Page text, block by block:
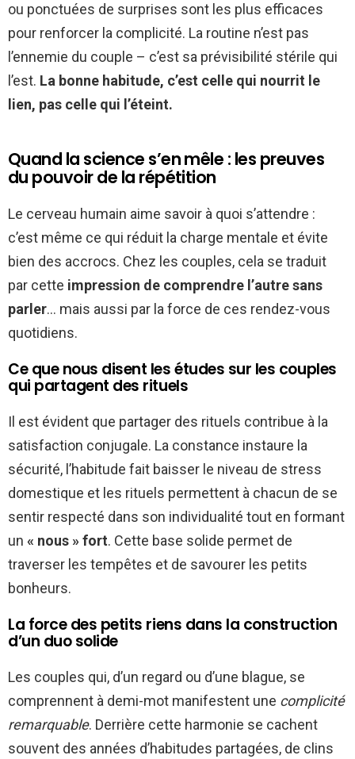
ou ponctuées de surprises sont les plus efficaces
pour renforcer la complicité. La routine n’est pas
l’ennemie du couple – c’est sa prévisibilité stérile qui
l’est. La bonne habitude, c’est celle qui nourrit le
lien, pas celle qui l’éteint.
Quand la science s’en mêle : les preuves
du pouvoir de la répétition
Le cerveau humain aime savoir à quoi s’attendre :
c’est même ce qui réduit la charge mentale et évite
bien des accrocs. Chez les couples, cela se traduit
par cette impression de comprendre l’autre sans
parler… mais aussi par la force de ces rendez-vous
quotidiens.
Ce que nous disent les études sur les couples
qui partagent des rituels
Il est évident que partager des rituels contribue à la
satisfaction conjugale. La constance instaure la
sécurité, l’habitude fait baisser le niveau de stress
domestique et les rituels permettent à chacun de se
sentir respecté dans son individualité tout en formant
un « nous » fort. Cette base solide permet de
traverser les tempêtes et de savourer les petits
bonheurs.
La force des petits riens dans la construction
d’un duo solide
Les couples qui, d’un regard ou d’une blague, se
comprennent à demi-mot manifestent une complicité
remarquable. Derrière cette harmonie se cachent
souvent des années d’habitudes partagées, de clins